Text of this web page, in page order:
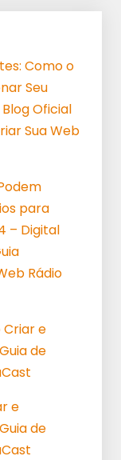
Como o
Seu
Oficial
Sua Web
para
– Digital
Rádio
Criar e
de
e
de